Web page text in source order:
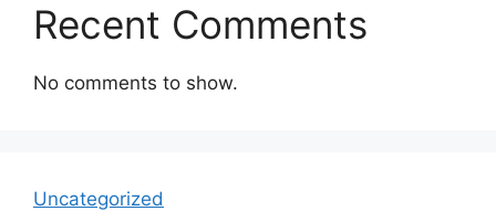
Recent Comments
No comments to show.
Uncategorized